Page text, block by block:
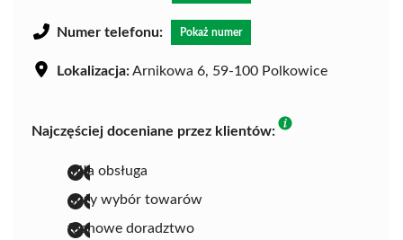
Numer telefonu: Pokaż numer
Lokalizacja:Arnikowa 6, 59-100 Polkowice
Najczęściej doceniane przez klientów:
miła obsługa
duży wybór towarów
fachowe doradztwo